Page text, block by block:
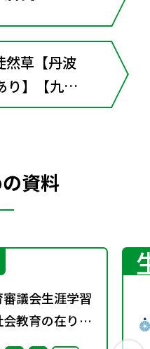
然草【丹波
り】【九月
花は盛り
資料
議会生涯学習
教育の在り方
別部会（第1